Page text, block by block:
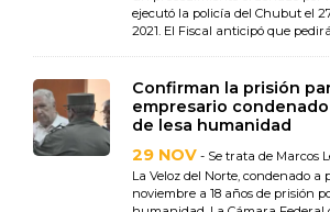
ejecutó la policía del Chubut el
2021. El Fiscal anticipó que
Confirman la prisión
empresario
de lesa humanidad
29 NOV - Se trata de Marcos
La Veloz del Norte, condenado a
noviembre a 18 años de prisión